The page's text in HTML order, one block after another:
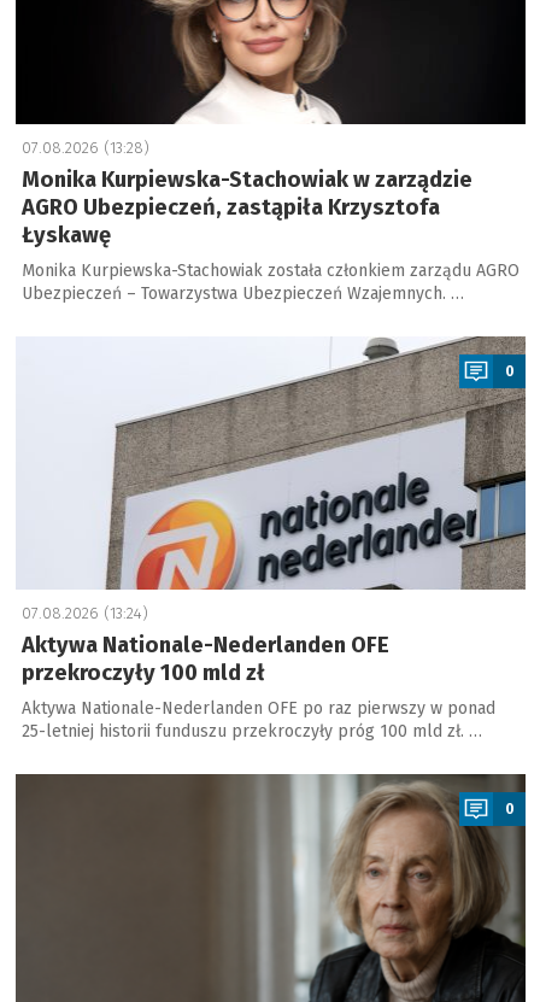
07.08.2026 (13:28)
Monika Kurpiewska-Stachowiak w zarządzie
AGRO Ubezpieczeń, zastąpiła Krzysztofa
Łyskawę
Monika Kurpiewska-Stachowiak została członkiem zarządu AGRO
Ubezpieczeń – Towarzystwa Ubezpieczeń Wzajemnych. …
0
07.08.2026 (13:24)
Aktywa Nationale-Nederlanden OFE
przekroczyły 100 mld zł
Aktywa Nationale-Nederlanden OFE po raz pierwszy w ponad
25-letniej historii funduszu przekroczyły próg 100 mld zł. …
a
0